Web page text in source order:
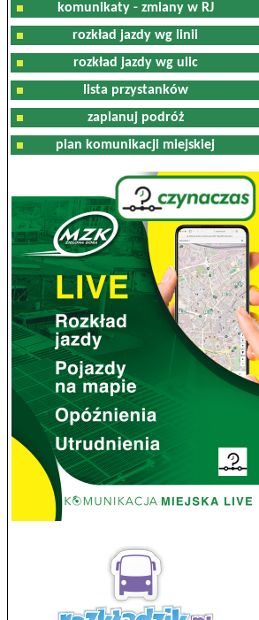
komunikaty - zmiany w RJ
rozkład jazdy wg linii
rozkład jazdy wg ulic
lista przystanków
zaplanuj podróż
plan komunikacji miejskiej